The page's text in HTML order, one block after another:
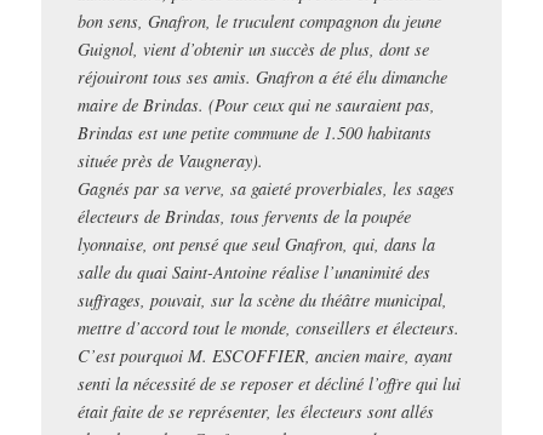
bon sens, Gnafron, le truculent compagnon du jeune
Guignol, vient d’obtenir un succès de plus, dont se
réjouiront tous ses amis. Gnafron a été élu dimanche
maire de Brindas. (Pour ceux qui ne sauraient pas,
Brindas est une petite commune de 1.500 habitants
située près de Vaugneray).
Gagnés par sa verve, sa gaieté proverbiales, les sages
électeurs de Brindas, tous fervents de la poupée
lyonnaise, ont pensé que seul Gnafron, qui, dans la
salle du quai Saint-Antoine réalise l’unanimité des
suffrages, pouvait, sur la scène du théâtre municipal,
mettre d’accord tout le monde, conseillers et électeurs.
C’est pourquoi M. ESCOFFIER, ancien maire, ayant
senti la nécessité de se reposer et décliné l’offre qui lui
était faite de se représenter, les électeurs sont allés